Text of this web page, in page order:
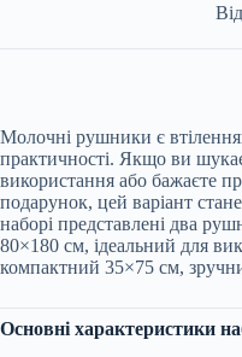
Молочні рушники є
практичності. Якщо ви
використання або бажаєте
подарунок, цей варіант
наборі представлені два
80×180 см, ідеальний для
компактний 35×75 см,
Основні характеристики